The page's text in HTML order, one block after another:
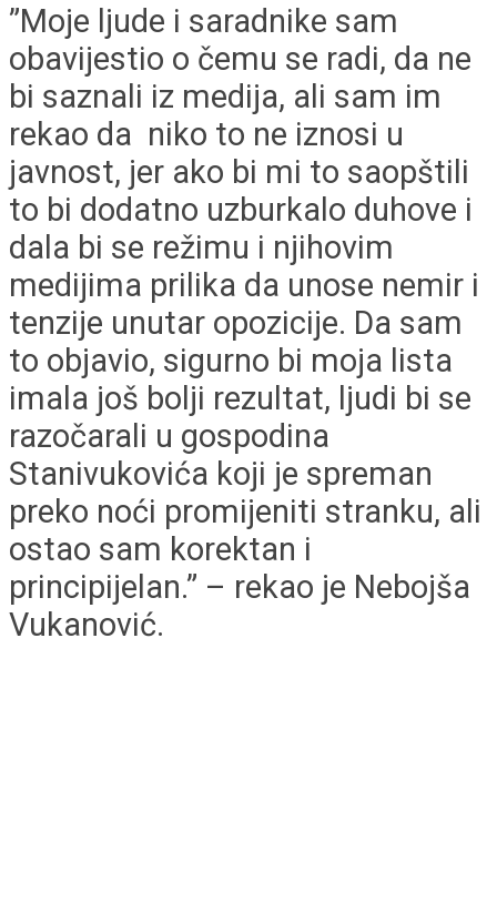
”Moje ljude i saradnike sam
obavijestio o čemu se radi, da ne
bi saznali iz medija, ali sam im
rekao da niko to ne iznosi u
javnost, jer ako bi mi to saopštili
to bi dodatno uzburkalo duhove i
dala bi se režimu i njihovim
medijima prilika da unose nemir i
tenzije unutar opozicije. Da sam
to objavio, sigurno bi moja lista
imala još bolji rezultat, ljudi bi se
razočarali u gospodina
Stanivukovića koji je spreman
preko noći promijeniti stranku, ali
ostao sam korektan i
principijelan.” – rekao je Nebojša
Vukanović.